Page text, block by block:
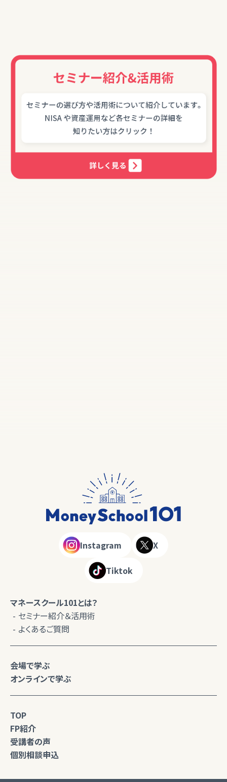
Instagram X
Tiktok
マネースクール101とは？
セミナー紹介＆活用術
よくあるご質問
会場で学ぶ
オンラインで学ぶ
TOP
FP紹介
受講者の声
個別相談申込